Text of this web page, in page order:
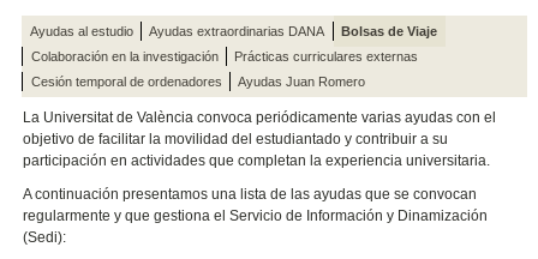
Ayudas al estudio Ayudas extraordinarias DANA
Bolsas de Viaje
Colaboración en la investigación
Prácticas curriculares externas
Cesión temporal de ordenadores
Ayudas Juan Romero
La Universitat de València convoca periódicamente varias ayudas con el
objetivo de facilitar la movilidad del estudiantado y contribuir a su
participación en actividades que completan la experiencia universitaria.
A continuación presentamos una lista de las ayudas que se convocan
regularmente y que gestiona el Servicio de Información y Dinamización
(Sedi):